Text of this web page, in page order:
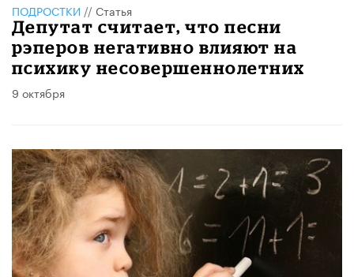
ПОДРОСТКИ // Статья
Депутат считает, что песни
рэперов негативно влияют на
психику несовершеннолетних
9 октября